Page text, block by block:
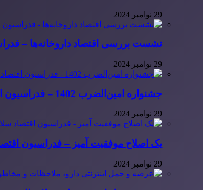
29 نوامبر 2024
نشست بررسی اقتصاد داروخانه‌ها –
29 نوامبر 2024
جشنواره امین‌الضرب 1402 – فدراسیون اقتصاد سلامت ایران
29 نوامبر 2024
یک اصلاح موفقیت آمیز – فدراسیون
29 نوامبر 2024